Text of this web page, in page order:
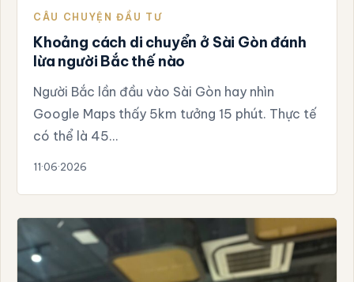
CÂU CHUYỆN ĐẦU TƯ
Khoảng cách di chuyển ở Sài Gòn đánh
lừa người Bắc thế nào
Người Bắc lần đầu vào Sài Gòn hay nhìn
Google Maps thấy 5km tưởng 15 phút. Thực tế
có thể là 45…
11·06·2026